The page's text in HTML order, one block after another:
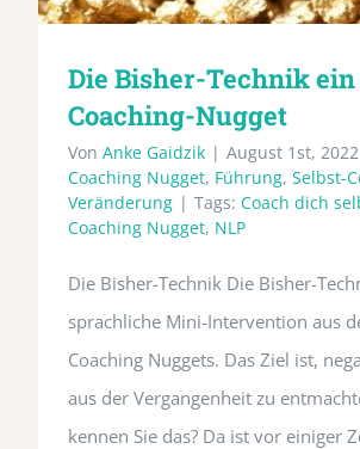
Die Bisher-Technik ein
Coaching-Nugget
Von Anke Gaidzik | August 1st, 2022
Coaching Nugget, Führung, Selbst-
Veränderung | Tags: Coach dich
Coaching Nugget, NLP
Die Bisher-Technik Die Bisher-
sprachliche Mini-Intervention aus
Coaching Nuggets. Das Ziel ist,
aus der Vergangenheit zu
kennen Sie das? Da ist vor einiger